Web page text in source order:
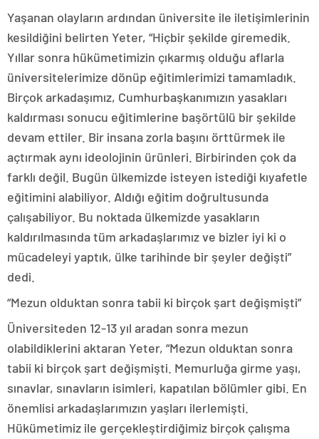
Yaşanan olayların ardından üniversite ile iletişimlerinin
kesildiğini belirten Yeter, “Hiçbir şekilde giremedik.
Yıllar sonra hükümetimizin çıkarmış olduğu aflarla
üniversitelerimize dönüp eğitimlerimizi tamamladık.
Birçok arkadaşımız, Cumhurbaşkanımızın yasakları
kaldırması sonucu eğitimlerine başörtülü bir şekilde
devam ettiler. Bir insana zorla başını örttürmek ile
açtırmak aynı ideolojinin ürünleri. Birbirinden çok da
farklı değil. Bugün ülkemizde isteyen istediği kıyafetle
eğitimini alabiliyor. Aldığı eğitim doğrultusunda
çalışabiliyor. Bu noktada ülkemizde yasakların
kaldırılmasında tüm arkadaşlarımız ve bizler iyi ki o
mücadeleyi yaptık, ülke tarihinde bir şeyler değişti”
dedi.
“Mezun olduktan sonra tabii ki birçok şart değişmişti”
Üniversiteden 12-13 yıl aradan sonra mezun
olabildiklerini aktaran Yeter, “Mezun olduktan sonra
tabii ki birçok şart değişmişti. Memurluğa girme yaşı,
sınavlar, sınavların isimleri, kapatılan bölümler gibi. En
önemlisi arkadaşlarımızın yaşları ilerlemişti.
Hükümetimiz ile gerçekleştirdiğimiz birçok çalışma